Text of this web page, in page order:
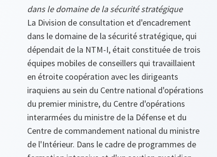
dans le domaine de la sécurité stratégique
La Division de consultation et d'encadrement
dans le domaine de la sécurité stratégique, qui
dépendait de la NTM-I, était constituée de trois
équipes mobiles de conseillers qui travaillaient
en étroite coopération avec les dirigeants
iraquiens au sein du Centre national d'opérations
du premier ministre, du Centre d'opérations
interarmées du ministre de la Défense et du
Centre de commandement national du ministre
de l'Intérieur. Dans le cadre de programmes de